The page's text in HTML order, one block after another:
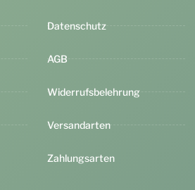
Datenschutz
AGB
Widerrufsbelehrung
Versandarten
Zahlungsarten